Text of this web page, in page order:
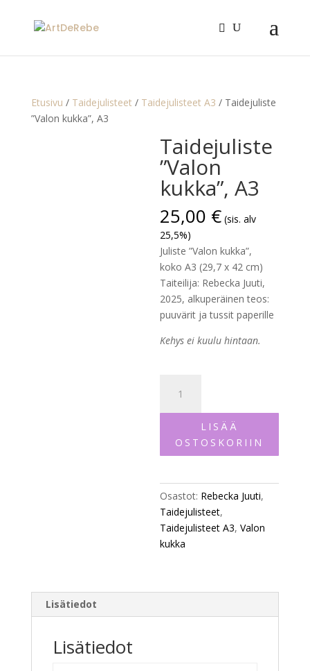
Etusivu / Taidejulisteet / Taidejulisteet A3 / Taidejuliste
”Valon kukka”, A3
Taidejuliste
”Valon
kukka”, A3
25,00 € (sis. alv
25,5%)
Juliste ”Valon kukka”,
koko A3 (29,7 x 42 cm)
Taiteilija: Rebecka Juuti,
2025, alkuperäinen teos:
puuvärit ja tussit paperille
Kehys ei kuulu hintaan.
"Valon
kukka",
määrä
LISÄÄ
OSTOSKORIIN
Osastot: Rebecka Juuti,
Taidejulisteet,
Taidejulisteet A3,Valon
kukka
Lisätiedot
Lisätiedot